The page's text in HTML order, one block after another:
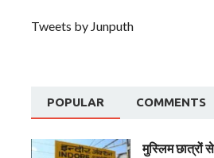
Tweets by Junputh
POPULAR COMMENTS
मुस्लिम छात्रों